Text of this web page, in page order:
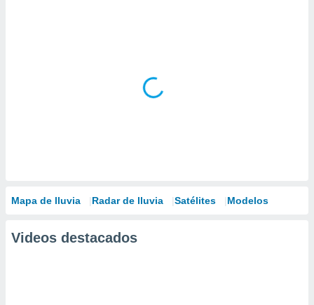
Mapa de lluvia Radar de lluvia Satélites Modelos
Videos destacados